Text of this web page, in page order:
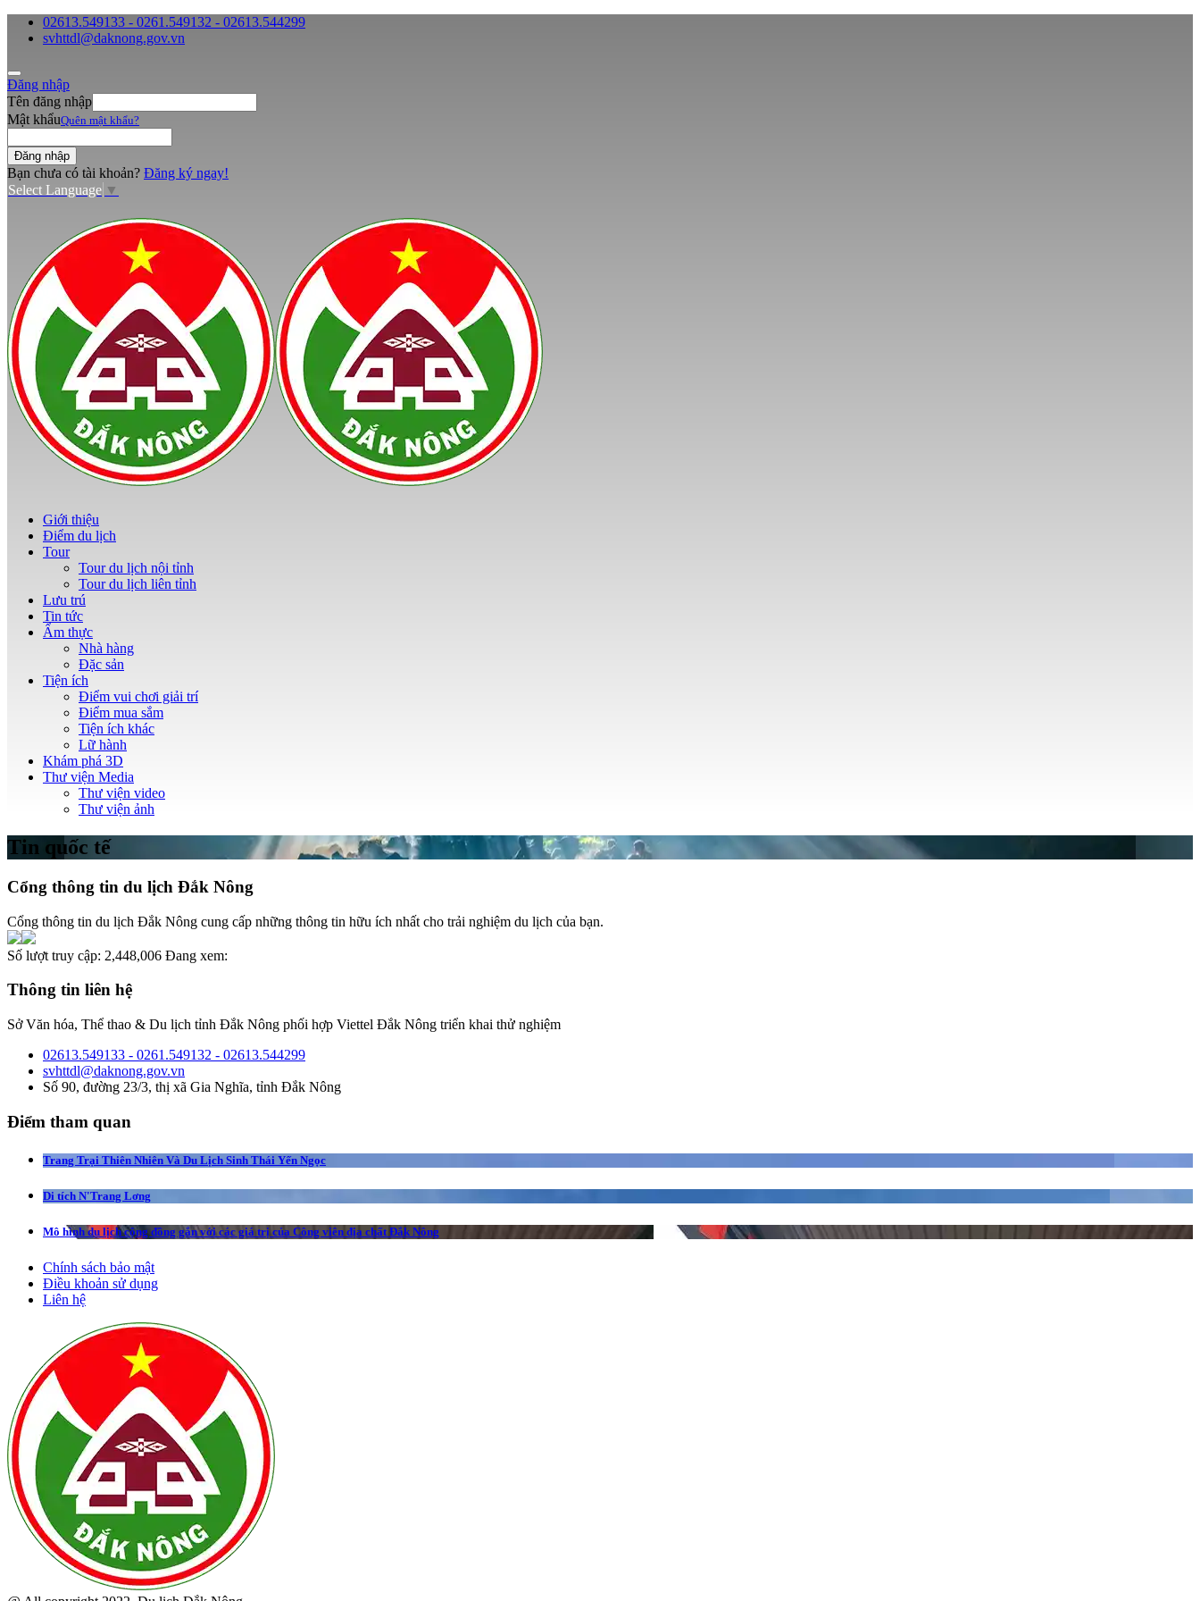
02613.549133 - 0261.549132 - 02613.544299
svhttdl@daknong.gov.vn
Đăng nhập
Tên đăng nhập
Mật khẩuQuên mật khẩu?
Bạn chưa có tài khoản? Đăng ký ngay!
Select Language ▼
Giới thiệu
Điểm du lịch
Tour
Tour du lịch nội tỉnh
Tour du lịch liên tỉnh
Lưu trú
Tin tức
Ẩm thực
Nhà hàng
Đặc sản
Tiện ích
Điểm vui chơi giải trí
Điểm mua sắm
Tiện ích khác
Lữ hành
Khám phá 3D
Thư viện Media
Thư viện video
Thư viện ảnh
Tin quốc tế
Cổng thông tin du lịch Đắk Nông
Cổng thông tin du lịch Đắk Nông cung cấp những thông tin hữu ích nhất cho trải nghiệm du lịch của bạn.
Số lượt truy cập: 2,448,006 Đang xem:
Thông tin liên hệ
Sở Văn hóa, Thể thao & Du lịch tỉnh Đắk Nông phối hợp Viettel Đắk Nông triển khai thử nghiệm
02613.549133 - 0261.549132 - 02613.544299
svhttdl@daknong.gov.vn
Số 90, đường 23/3, thị xã Gia Nghĩa, tỉnh Đắk Nông
Điểm tham quan
Trang Trại Thiên Nhiên Và Du Lịch Sinh Thái Yến Ngọc
Di tích N'Trang Lơng
Mô hình du lịch cộng đồng gắn với các giá trị của Công viên địa chất Đắk Nông
Chính sách bảo mật
Điều khoản sử dụng
Liên hệ